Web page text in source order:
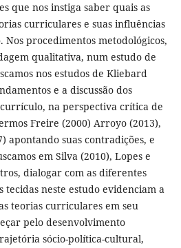
que nos instiga saber quais as
curriculares e suas influências
Nos procedimentos metodológicos,
qualitativa, num estudo de
nos estudos de Kliebard
e a discussão dos
na perspectiva crítica de
Freire (2000) Arroyo (2013),
apontando suas contradições, e
em Silva (2010), Lopes e
dialogar com as diferentes
tecidas neste estudo evidenciam a
teorias curriculares em seu
pelo desenvolvimento
sócio-política-cultural,